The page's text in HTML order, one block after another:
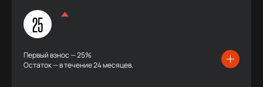
25
Первый взнос — 25%
Остаток — в течение 24 месяцев.